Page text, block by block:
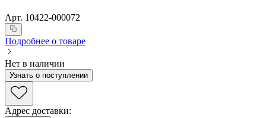
Арт. 10422-000072
Подробнее о товаре
Нет в наличии
Узнать о поступлении
Адрес доставки: